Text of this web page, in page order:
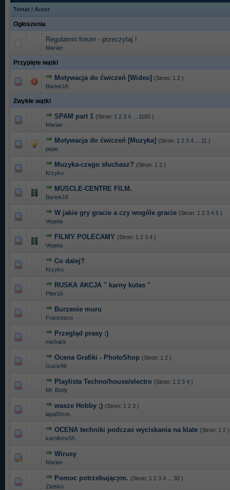
Temat / Autor
Ogłoszenia
Regulamin forum - przeczytaj !
Marian
Przypięte wątki
Motywacja do ćwiczeń [Wideo] (Stron: 1 2 )
Bartek16
0 głosów - średnia ocena: 0 na 5 gwiazdek
12345
Zwykłe wątki
SPAM part 1 (Stron: 1 2 3 4 1165 )
Marian
11 głosów - średnia ocena: 4.64 na 5 gwiazdek
12 345
Motywacja do ćwiczeń [Muzyka] (Stron: 1 2 3 4 11 )
pepe
3 głosów - średnia ocena: 5 na 5 gwiazdek
12345
Muzyka-czego słuchasz? (Stron: 1 2 )
Krzyku
1 głosów - średnia ocena: 5 na 5 gwiazdek
12345
MUSCLE-CENTRE FILM.
Bartek16
0 głosów - średnia ocena: 0 na 5 gwiazdek
12 3 45
W jakie gry gracie a czy wogóle gracie (Stron: 1 2 3 4 5 )
Vegeta
0 głosów - średnia ocena: 0 na 5 gwiazdek
12 345
FILMY POLECAMY (Stron: 1 2 3 4 )
Vegeta
0 głosów - średnia ocena: 0 na 5 gwiazdek
12 3 45
Co dalej?
Krzyku
0 głosów - średnia ocena: 0 na 5 gwiazdek
RUSKA AKCJA " karny kutas "
Piter16
0 głosów - średnia ocena: 0 na 5 gwiazdek
2345
Burzenie muru
Francesco
0 głosów - średnia ocena: 0 na 5 gwiazdek
Przegląd prasy :)
michał.k
0 głosów - średnia ocena: 0 na 5 gwiazdek
12
Ocena Grafiki - PhotoShop (Stron: 1 2 )
Gucix96
0 głosów - średnia ocena: 0 na 5 gwiazdek
1 2345
Playlista Techno/house/electro (Stron: 1 2 3 4 )
Mr. Body
0 głosów - średnia ocena: 0 na 5 gwiazdek
1 2345
wasze Hobby ;) (Stron: 1 2 3 )
łapa50cm.
0 głosów - średnia ocena: 0 na 5 gwiazdek
12345
OCENA techniki podczas wyciskania na klate (Stron: 1 2 )
karolbmx55
0 głosów - średnia ocena: 0 na 5 gwiazdek
1 2345
Wirusy
Marian
0 głosów - średnia ocena: 0 na 5 gwiazdek
Pomoc potrzebującym. (Stron: 1 2 3 4 30 )
Zielsko
2 głosów - średnia ocena: 3 na 5 gwiazdek
12345